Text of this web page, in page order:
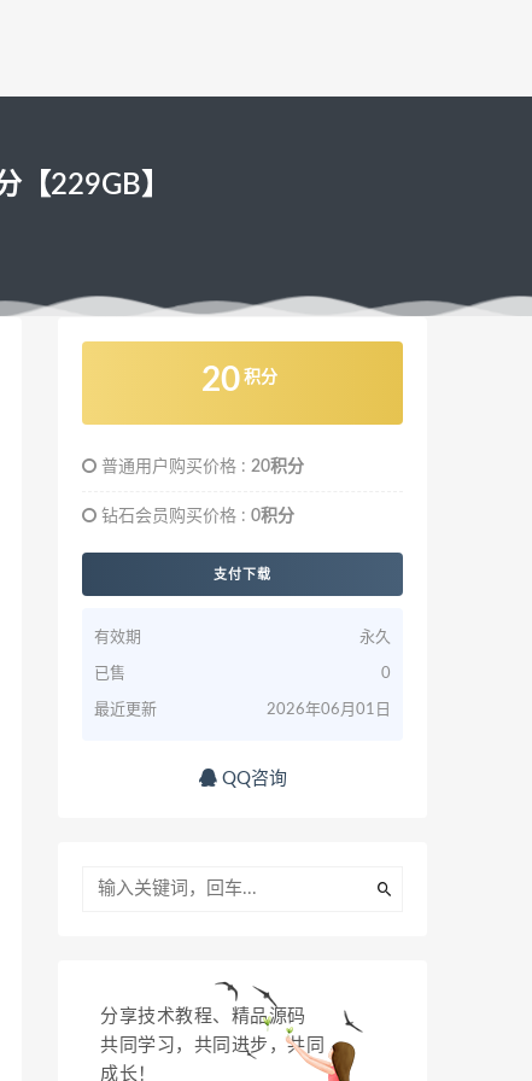
【229GB】
20 积分
普通用户购买价格 : 20积分
钻石会员购买价格 : 0积分
支付下载
有效期 永久
已售 0
最近更新 2026年06月01日
QQ咨询
分享技术教程、精品源码
共同学习，共同进步，共同
成长！